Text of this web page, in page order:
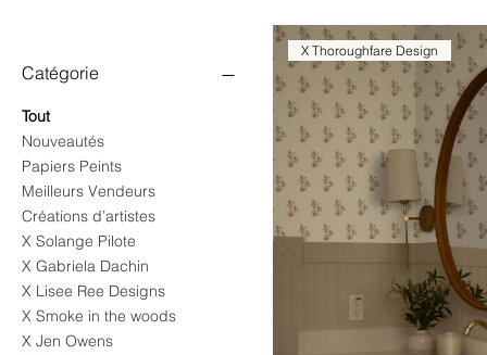
Catégorie
Tout
Nouveautés
Papiers Peints
Meilleurs Vendeurs
Créations d’artistes
X Solange Pilote
X Gabriela Dachin
X Lisee Ree Designs
X Smoke in the woods
X Jen Owens
X Thoroughfare Design